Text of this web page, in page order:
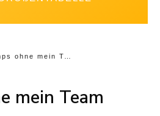
mein Team